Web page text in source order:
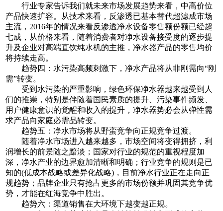
行业专家告诉我们就未来市场发展趋势来看，中高价位
产品快速扩容。从技术来看，反渗透已基本替代超滤成市场
主流，2016年的情况来看反渗透净水设备零售额份额已经超
七成，从价格来看，随着消费者对净水设备接受度的逐步提
升及企业对高端直饮纯水机的主推，净水器产品的零售均价
将持续走高。
趋势四：水污染高频刺激下，净水产品将从非刚需向“刚
需”转变。
受到水污染的严重影响，绿色环保净水器越来越受到人
们的推崇，特别是伴随着国民素质的提升、污染事件频发、
用户健康意识的觉醒和收入的提升，净水器势必会从弹性需
求产品向家庭必需品转变。
趋势五：净水市场将从野蛮竞争向正规竞争过渡。
随着净水市场进入越来越多，市场空间将变得拥挤，利
润增长的前景随之黯淡；国家对行业的规范的重视程度加
深，净水产业的边界愈加清晰和明确；行业竞争的规则是已
知的(低成本战略或差异化战略)，目前净水行业正在走向正
规趋势；品牌企业只有抢占更多的市场份额并巩固其竞争优
势，才能在红海竞争中胜出。
趋势六：渠道销售在大环境下越变越正规。